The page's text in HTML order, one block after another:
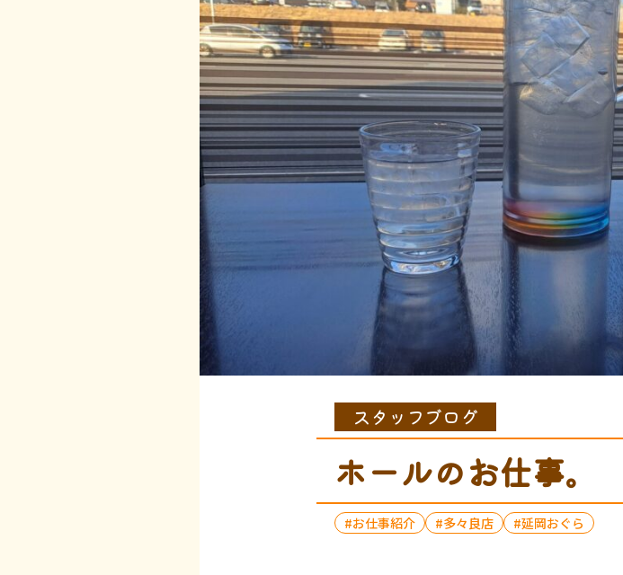
スタッフブログ
ホールのお仕事。
お仕事紹介 多々良店 延岡おぐら